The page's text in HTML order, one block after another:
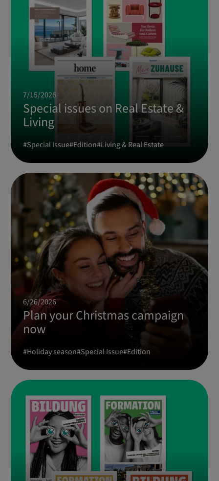
7/15/2026
Special issues on Real Estate &
Living
#Special Issue#Edition#Living & Real Estate
6/26/2026
Plan your Christmas campaign
now
#Holiday season#Special Issue#Edition